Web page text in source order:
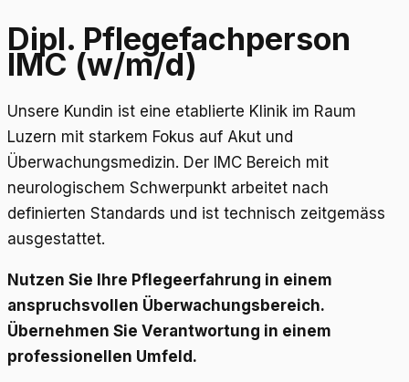
Dipl. Pflegefachperson
IMC (w/m/d)
Unsere Kundin ist eine etablierte Klinik im Raum
Luzern mit starkem Fokus auf Akut und
Überwachungsmedizin. Der IMC Bereich mit
neurologischem Schwerpunkt arbeitet nach
definierten Standards und ist technisch zeitgemäss
ausgestattet.
Nutzen Sie Ihre Pflegeerfahrung in einem
anspruchsvollen Überwachungsbereich.
Übernehmen Sie Verantwortung in einem
professionellen Umfeld.